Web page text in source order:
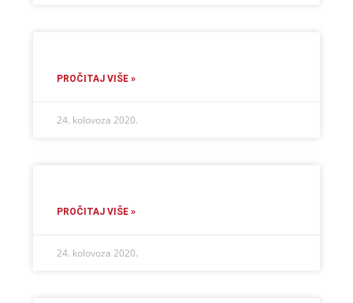
PROČITAJ VIŠE »
24. kolovoza 2020.
PROČITAJ VIŠE »
24. kolovoza 2020.